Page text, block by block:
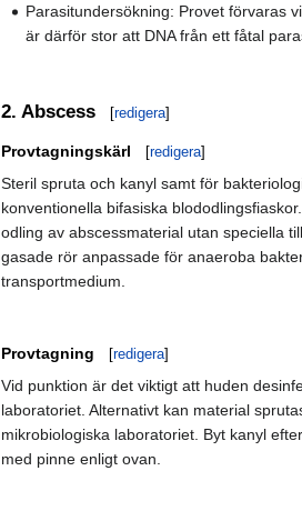
Parasitundersökning: Provet förvaras
är därför stor att DNA från ett fåtal
2. Abscess [redigera]
Provtagningskärl [redigera]
Steril spruta och kanyl samt för
konventionella bifasiska
odling av abscessmaterial utan speciella
gasade rör anpassade för anaeroba
transportmedium.
Provtagning [redigera]
Vid punktion är det viktigt att huden
laboratoriet. Alternativt kan material
mikrobiologiska laboratoriet. Byt kanyl
med pinne enligt ovan.